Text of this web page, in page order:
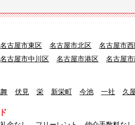
名古屋市東区 名古屋市北区 名古屋市
名古屋市中川区 名古屋市港区 名古屋
伏見 栄 新栄町 今池 一社 久